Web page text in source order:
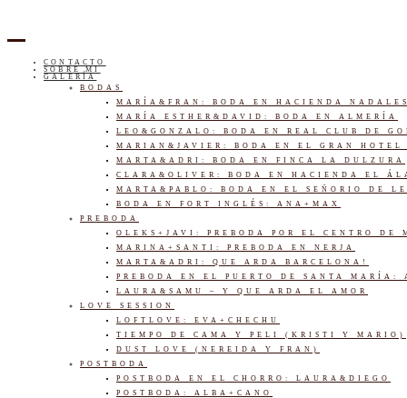
CONTACTO
SOBRE MI
GALERÍA
BODAS
MARÍA&FRAN: BODA EN HACIENDA NADALES
MARÍA ESTHER&DAVID: BODA EN ALMERÍA
LEO&GONZALO: BODA EN REAL CLUB DE
MARIAN&JAVIER: BODA EN EL GRAN HOTEL
MARTA&ADRI: BODA EN FINCA LA DULZURA
CLARA&OLIVER: BODA EN HACIENDA EL
MARTA&PABLO: BODA EN EL SEÑORIO DE
BODA EN FORT INGLÉS: ANA+MAX
PREBODA
OLEKS+JAVI: PREBODA POR EL CENTRO DE
MARINA+SANTI: PREBODA EN NERJA
MARTA&ADRI: QUE ARDA BARCELONA!
PREBODA EN EL PUERTO DE SANTA MARÍA:
LAURA&SAMU – Y QUE ARDA EL AMOR
LOVE SESSION
LOFTLOVE: EVA+CHECHU
TIEMPO DE CAMA Y PELI (KRISTI Y MARIO)
DUST LOVE (NEREIDA Y FRAN)
POSTBODA
POSTBODA EN EL CHORRO: LAURA&DIEGO
POSTBODA: ALBA+CANO